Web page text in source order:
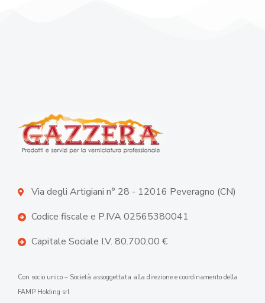
Via degli Artigiani n° 28 - 12016 Peveragno (CN)
Codice fiscale e P.IVA 02565380041
Capitale Sociale I.V. 80.700,00 €
Con socio unico – Società assoggettata alla direzione e coordinamento della
FAMP Holding srl